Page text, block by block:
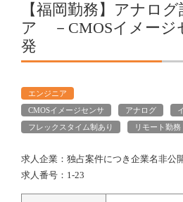
【福岡勤務】アナロ
ア －CMOSイメージ
発
エンジニア
CMOSイメージセンサ
アナログ
フレックスタイム制あり
リモート勤務
求人企業：独占案件につき企業名非公
求人番号：1-23